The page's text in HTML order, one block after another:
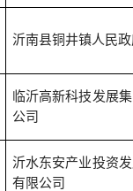
沂南县铜井镇人民
临沂高新科技发展
公司
沂水东安产业投资
有限公司